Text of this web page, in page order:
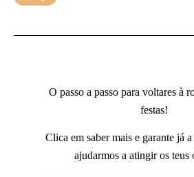
O passo a passo para voltares à
festas!
Clica em saber mais e garante já
ajudarmos a atingir os teus